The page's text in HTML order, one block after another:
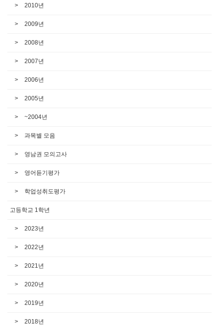
2010년
2009년
2008년
2007년
2006년
2005년
~2004년
과목별 모음
영남권 모의고사
영어듣기평가
학업성취도평가
고등학교 1학년
2023년
2022년
2021년
2020년
2019년
2018년